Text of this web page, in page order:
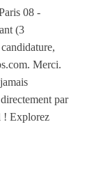
08 -
(3
Merci.
par
! Explorez